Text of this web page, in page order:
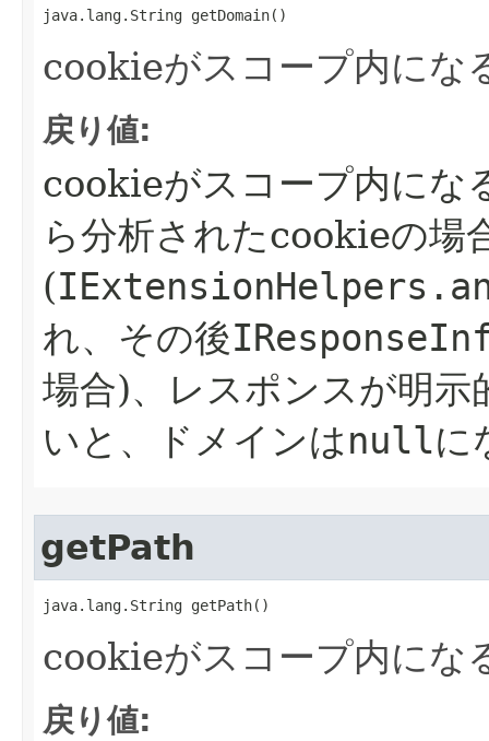
java.lang.String getDomain()
cookieがスコープ内にな
戻り値:
cookieがスコープ内にな
ら分析されたcookieの場
(
れ、その後
場合)、レスポンスが明
いと、ドメインはnullに
getPath
java.lang.String getPath()
cookieがスコープ内にな
戻り値: